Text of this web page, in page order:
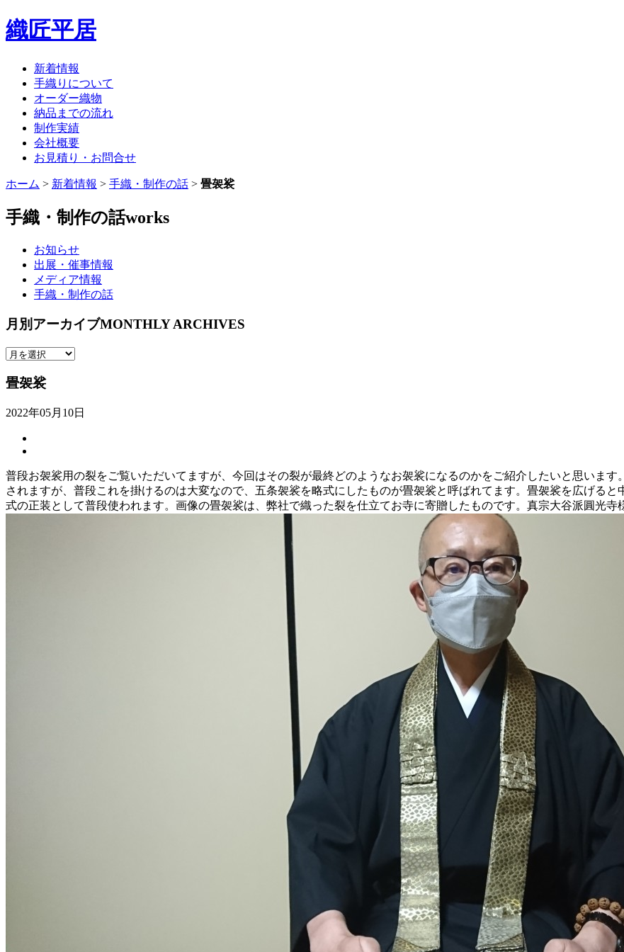
織匠平居
新着情報
手織りについて
オーダー織物
納品までの流れ
制作実績
会社概要
お見積り・お問合せ
ホーム > 新着情報 > 手織・制作の話 > 畳袈裟
手織・制作の話works
お知らせ
出展・催事情報
メディア情報
手織・制作の話
月別アーカイブMONTHLY ARCHIVES
畳袈裟
2022年05月10日
普段お袈裟用の裂をご覧いただいてますが、今回はその裂が最終どのようなお袈裟になるのかをご紹介したいと思いま
されますが、普段これを掛けるのは大変なので、五条袈裟を略式にしたものが畳袈裟と呼ばれてます。畳袈裟を広げる
式の正装として普段使われます。画像の畳袈裟は、弊社で織った裂を仕立てお寺に寄贈したものです。真宗大谷派圓光寺